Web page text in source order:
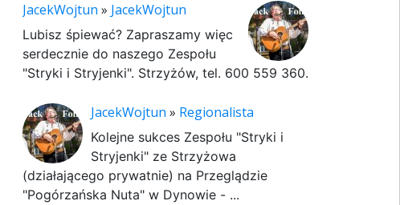
JacekWojtun » JacekWojtun
Lubisz śpiewać? Zapraszamy więc
serdecznie do naszego Zespołu
"Stryki i Stryjenki". Strzyżów, tel. 600 559 360.
JacekWojtun » Regionalista
Kolejne sukces Zespołu "Stryki i
Stryjenki" ze Strzyżowa
(działającego prywatnie) na Przeglądzie
"Pogórzańska Nuta" w Dynowie - ...